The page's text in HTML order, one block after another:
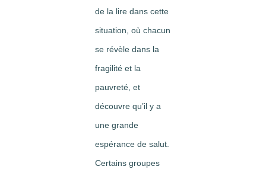
de la lire dans cette
situation, où chacun
se révèle dans la
fragilité et la
pauvreté, et
découvre qu’il y a
une grande
espérance de salut.
Certains groupes